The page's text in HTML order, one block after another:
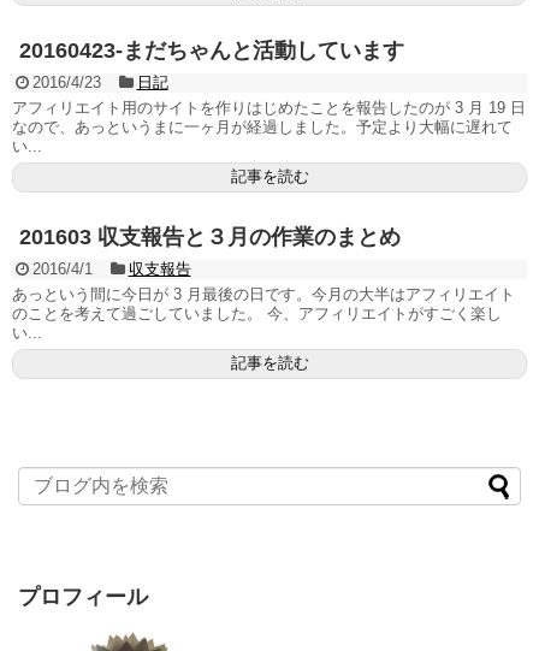
20160423-まだちゃんと活動しています
2016/4/23
日記
アフィリエイト用のサイトを作りはじめたことを報告したのが 3 月 19 日
なので、あっというまに一ヶ月が経過しました。予定より大幅に遅れて
い...
記事を読む
201603 収支報告と３月の作業のまとめ
2016/4/1
収支報告
あっという間に今日が 3 月最後の日です。今月の大半はアフィリエイト
のことを考えて過ごしていました。 今、アフィリエイトがすごく楽し
い...
記事を読む
プロフィール